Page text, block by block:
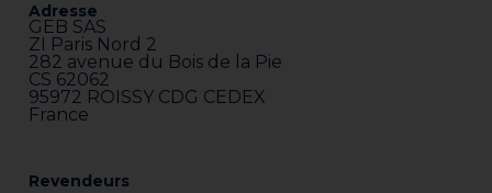
Adresse
GEB SAS
ZI Paris Nord 2
282 avenue du Bois de la Pie
CS 62062
95972 ROISSY CDG CEDEX
France
Revendeurs